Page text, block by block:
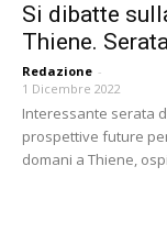
Si dibatte
Thiene.
Redazione -
1 Dicembre 2022
Interessante serata
prospettive future
domani a Thiene,